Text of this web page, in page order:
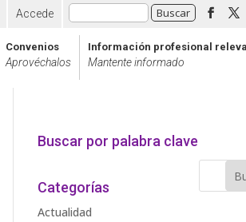
Accede
Convenios
Aprovéchalos
Información profesional
Mantente informado
Buscar por palabra clave
Categorías
Actualidad